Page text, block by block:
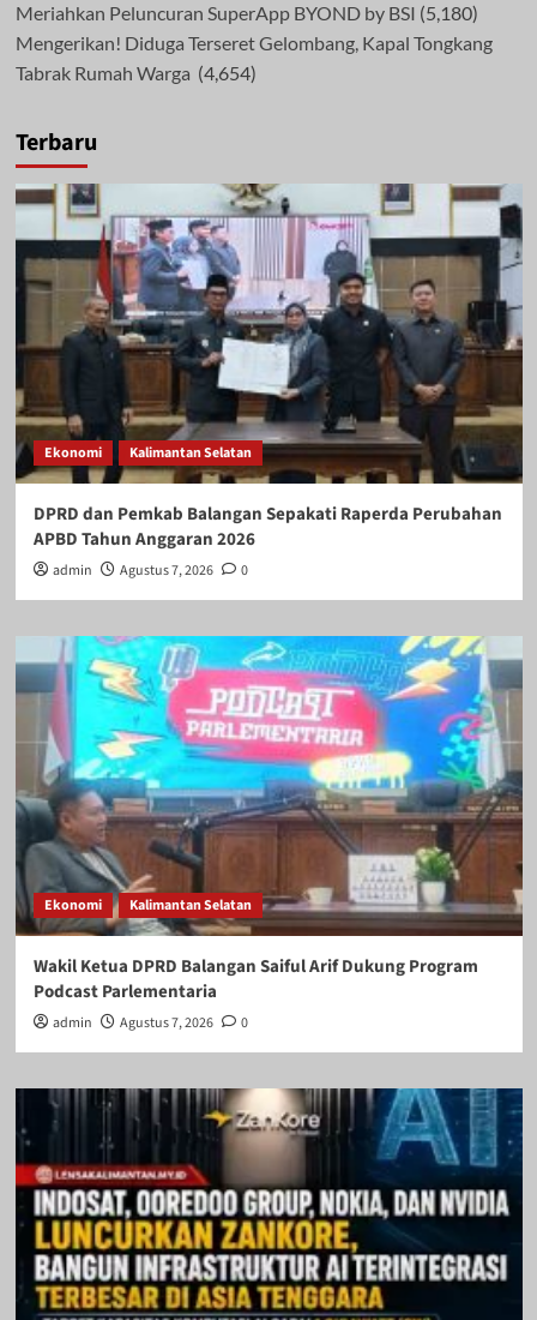
Meriahkan Peluncuran SuperApp BYOND by BSI (5,180)
Mengerikan! Diduga Terseret Gelombang, Kapal Tongkang
Tabrak Rumah Warga (4,654)
Terbaru
Ekonomi Kalimantan Selatan
DPRD dan Pemkab Balangan Sepakati Raperda Perubahan
APBD Tahun Anggaran 2026
admin Agustus 7, 2026 0
Ekonomi Kalimantan Selatan
Wakil Ketua DPRD Balangan Saiful Arif Dukung Program
Podcast Parlementaria
admin Agustus 7, 2026 0